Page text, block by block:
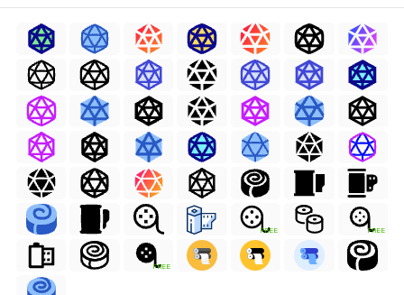
FREE FREE
FREE